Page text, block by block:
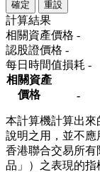
確定 重設
計算結果
相關資產價格 -
認股證價格 -
每日時間值損耗 -
相關資產
價格
-
本計算機計算出
說明之用，並不
香港聯合交易所
品」）之表現的